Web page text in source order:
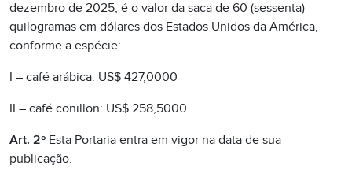
dezembro de 2025, é o valor da saca de 60 (sessenta)
quilogramas em dólares dos Estados Unidos da América,
conforme a espécie:
I – café arábica: US$ 427,0000
II – café conillon: US$ 258,5000
Art. 2º Esta Portaria entra em vigor na data de sua
publicação.